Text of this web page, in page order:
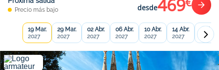
Precio más bajo desde469
19 Mar.
2027
29 Mar.
2027
02 Abr.
2027
06 Abr.
2027
10 Abr.
2027
14 Abr.
2027
18 Abr.
2027